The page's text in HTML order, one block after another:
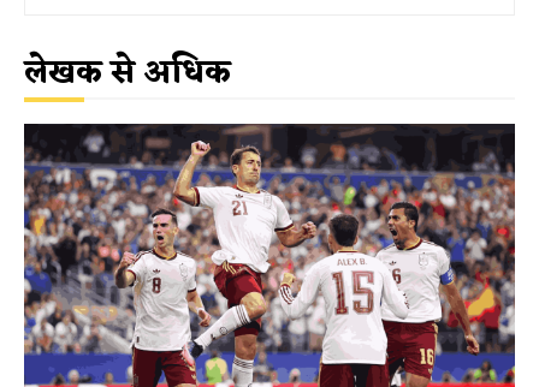
लेखक से अधिक